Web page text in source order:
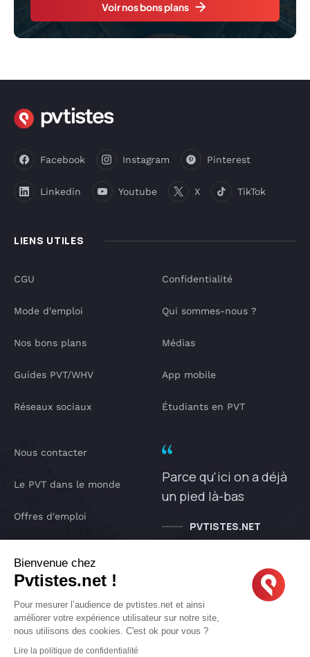
Voir nos bons plans
LIENS UTILES
Facebook Instagram Pinterest
Linkedin Youtube X TikTok
CGU
Mode d'emploi
Nos bons plans
Guides PVT/WHV
Réseaux sociaux
Confidentialité
Qui sommes-nous ?
Médias
App mobile
Étudiants en PVT
Nous contacter
Le PVT dans le monde
Offres d'emploi
IA pvtistes
Parce qu'ici on a déjà
un pied là-bas
PVTISTES.NET
Copyright © 2005-2026 pvtistes.net
Bienvenue chez
Pvtistes.net !
Pour mesurer l’audience de pvtistes.net et ainsi
améliorer votre expérience utilisateur sur notre site,
nous utilisons des cookies. C'est ok pour vous ?
Lire la politique de confidentialité